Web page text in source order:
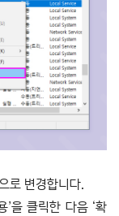
로 변경합니다.
’을 클릭한 다음 ‘확